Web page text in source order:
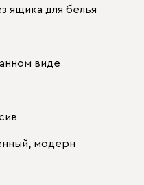
ящика для белья
виде
модерн